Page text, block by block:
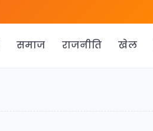
समाज राजनीति खेल